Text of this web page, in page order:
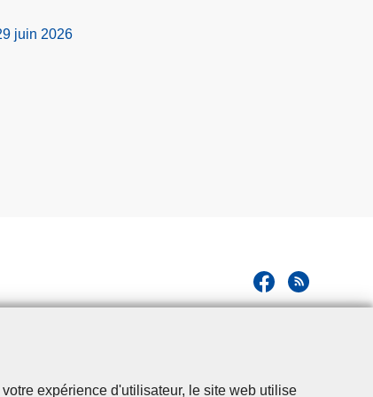
expérience d'utilisateur, le site web utilise
juin 2026